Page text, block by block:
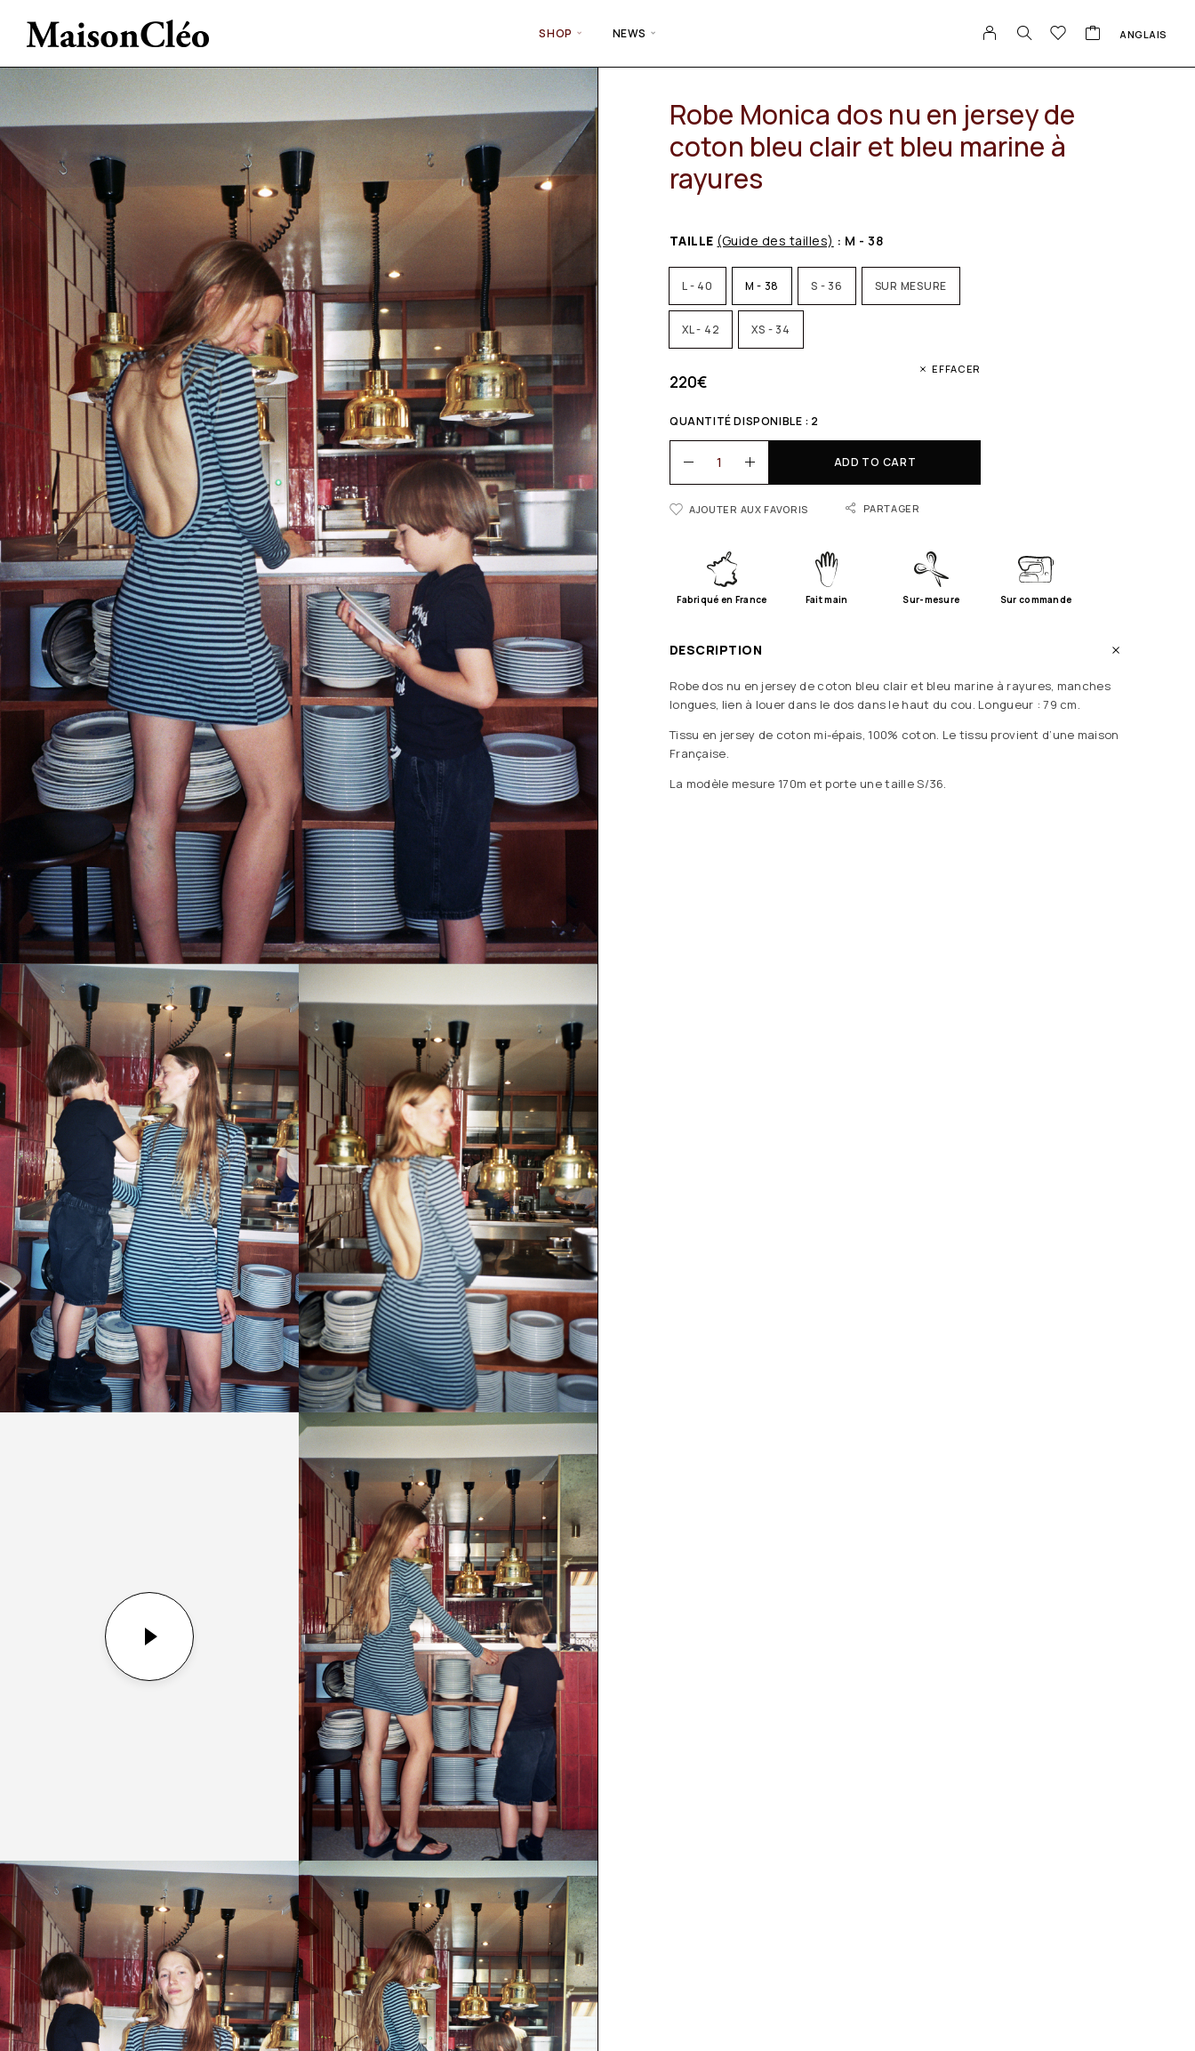
SHOP NEWS ANGLAIS
Robe Monica dos nu en jersey de
coton bleu clair et bleu marine à
rayures
TAILLE (Guide des tailles) : M - 38
L - 40 M - 38 S - 36 SUR MESURE
XL - 42 XS - 34
EFFACER
220€
QUANTITÉ DISPONIBLE : 2
ADD TO CART
AJOUTER AUX FAVORIS PARTAGER
Fabriqué en France Fait main Sur-mesure Sur commande
DESCRIPTION
Robe dos nu en jersey de coton bleu clair et bleu marine à rayures, manches
longues, lien à louer dans le dos dans le haut du cou. Longueur : 79 cm.
Tissu en jersey de coton mi-épais, 100% coton. Le tissu provient d’une maison
Française.
La modèle mesure 170m et porte une taille S/36.